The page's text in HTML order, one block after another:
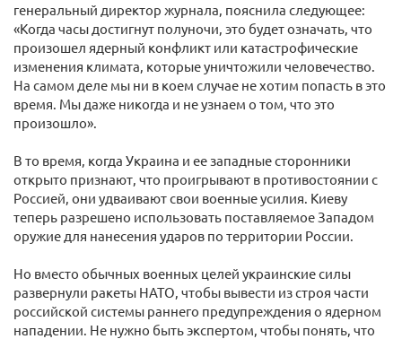
генеральный директор журнала, пояснила следующее:
«Когда часы достигнут полуночи, это будет означать, что
произошел ядерный конфликт или катастрофические
изменения климата, которые уничтожили человечество.
На самом деле мы ни в коем случае не хотим попасть в это
время. Мы даже никогда и не узнаем о том, что это
произошло».
В то время, когда Украина и ее западные сторонники
открыто признают, что проигрывают в противостоянии с
Россией, они удваивают свои военные усилия. Киеву
теперь разрешено использовать поставляемое Западом
оружие для нанесения ударов по территории России.
Но вместо обычных военных целей украинские силы
развернули ракеты НАТО, чтобы вывести из строя части
российской системы раннего предупреждения о ядерном
нападении. Не нужно быть экспертом, чтобы понять, что